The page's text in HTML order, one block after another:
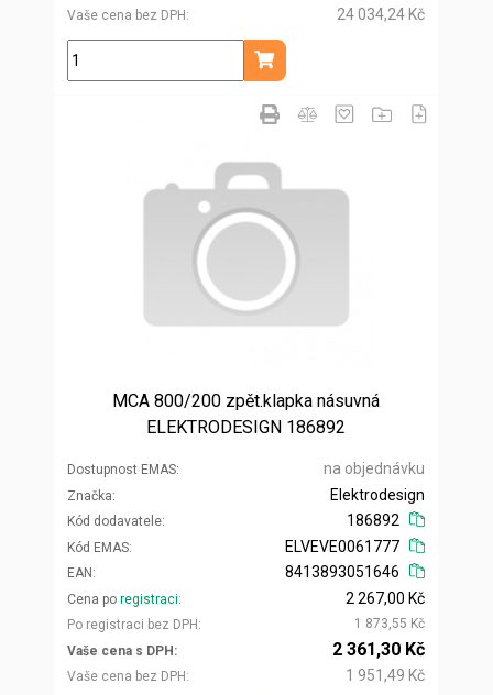
Vaše cena bez DPH
24 034,24 Kč
ks
Přidat do košíku
MCA 800/200 zpět.klapka násuvná
ELEKTRODESIGN 186892
Dostupnost EMAS na objednávku
Značka
Kód dodavatele
Elektrodesign
186892
Kód EMAS
EAN
ELVEVE0061777
8413893051646
Cena po registraci
Po registraci bez DPH
2 267,00 Kč
1 873,55 Kč
Vaše cena s DPH
Vaše cena bez DPH
2 361,30 Kč
1 951,49 Kč